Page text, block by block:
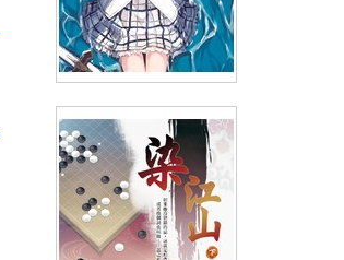
(05)限定版
NT$290 90折 NT$261 (USD